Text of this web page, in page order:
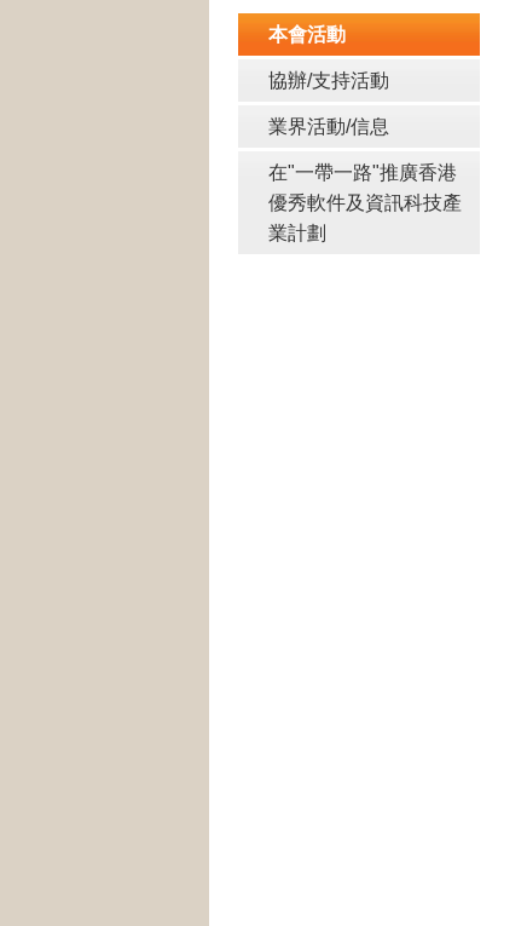
本會活動
協辦/支持活動
業界活動/信息
在"一帶一路"推廣香港
優秀軟件及資訊科技產
業計劃